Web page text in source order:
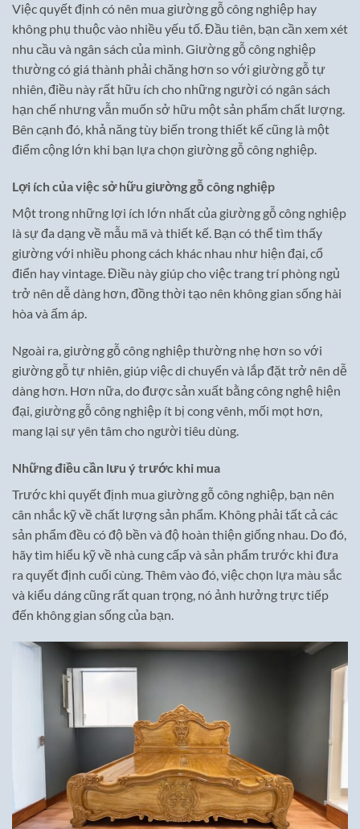
Việc quyết định có nên mua giường gỗ công nghiệp hay
không phụ thuộc vào nhiều yếu tố. Đầu tiên, bạn cần xem xét
nhu cầu và ngân sách của mình. Giường gỗ công nghiệp
thường có giá thành phải chăng hơn so với giường gỗ tự
nhiên, điều này rất hữu ích cho những người có ngân sách
hạn chế nhưng vẫn muốn sở hữu một sản phẩm chất lượng.
Bên cạnh đó, khả năng tùy biến trong thiết kế cũng là một
điểm cộng lớn khi bạn lựa chọn giường gỗ công nghiệp.
Lợi ích của việc sở hữu giường gỗ công nghiệp
Một trong những lợi ích lớn nhất của giường gỗ công nghiệp
là sự đa dạng về mẫu mã và thiết kế. Bạn có thể tìm thấy
giường với nhiều phong cách khác nhau như hiện đại, cổ
điển hay vintage. Điều này giúp cho việc trang trí phòng ngủ
trở nên dễ dàng hơn, đồng thời tạo nên không gian sống hài
hòa và ấm áp.
Ngoài ra, giường gỗ công nghiệp thường nhẹ hơn so với
giường gỗ tự nhiên, giúp việc di chuyển và lắp đặt trở nên dễ
dàng hơn. Hơn nữa, do được sản xuất bằng công nghệ hiện
đại, giường gỗ công nghiệp ít bị cong vênh, mối mọt hơn,
mang lại sự yên tâm cho người tiêu dùng.
Những điều cần lưu ý trước khi mua
Trước khi quyết định mua giường gỗ công nghiệp, bạn nên
cân nhắc kỹ về chất lượng sản phẩm. Không phải tất cả các
sản phẩm đều có độ bền và độ hoàn thiện giống nhau. Do đó,
hãy tìm hiểu kỹ về nhà cung cấp và sản phẩm trước khi đưa
ra quyết định cuối cùng. Thêm vào đó, việc chọn lựa màu sắc
và kiểu dáng cũng rất quan trọng, nó ảnh hưởng trực tiếp
đến không gian sống của bạn.